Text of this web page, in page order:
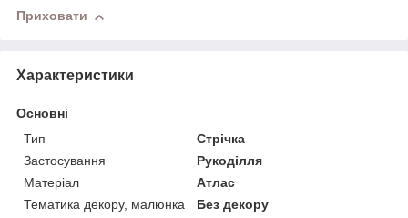
Приховати
Характеристики
Основні
Тип
Стрічка
Застосування
Рукоділля
Матеріал
Атлас
Тематика декору, малюнка
Без декору